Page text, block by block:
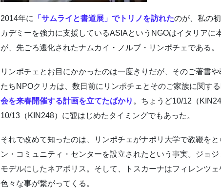
2014年に 「サムライと書道展」でトリノを訪れたのが、私の
カデミーを強力に支援しているASIAというNGOはイタリアに
が、先ごろ遷化されたナムカイ・ノルブ・リンポチェである。
リンポチェとお目にかかったのは一度きりだが、そのご著書
たちNPOクリカは、数日前にリンポチェとそのご家族に関す
会を来春開催する計画を立てたばかり 。ちょうど10/12（
10/13（KIN248）に観はじめたタイミングでもあった。
それで改めて知ったのは、リンポチェがナポリ大学で教鞭を
ン・コミュニティ・センターを設立されたという事実。ジョ
モデルにしたネアポリス。そして、トスカーナはフィレンツ
色々な事が繋がってくる。